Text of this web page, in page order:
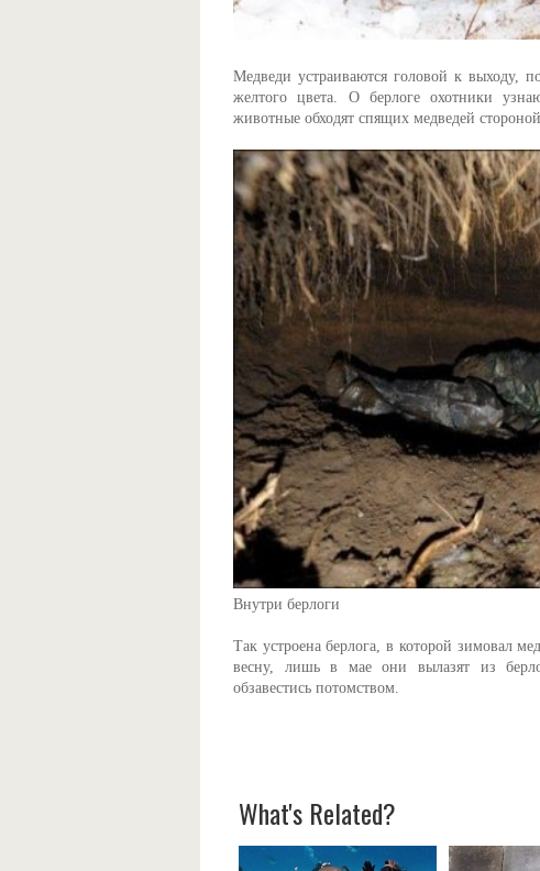
Медведи устраиваются головой к выходу,
желтого цвета. О берлоге охотники
животные обходят спящих медведей
Внутри берлоги
Так устроена берлога, в которой зимовал
весну, лишь в мае они вылазят из
обзавестись потомством.
What's Related?